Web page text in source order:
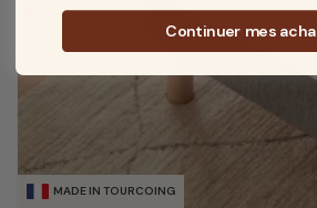
MADE IN TOURCOING
Continuer mes